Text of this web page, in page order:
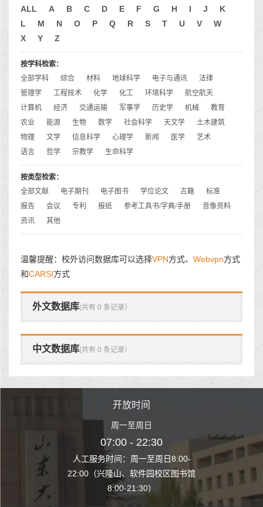
ALL A B C D E F G H I J
K
L
M N O P Q R S T U V
W
X
Y Z
按学科检索：
全部学科
综合 材料 地球科学 电子与通讯
法律
管理学
工程技术 化学 化工 环境科学
航空航天
计算机
经济 交通运输 军事学 历史学 机械
教育
农业
能源 生物 数学 社会科学 天文学
土木建筑
物理
文学 信息科学 心理学 新闻 医学
艺术
语言
哲学 宗教学 生命科学
按类型检索：
全部文献
电子期刊 电子图书 学位论文 古籍
标准
报告
会议 专利 报纸 参考工具书/字典/手册
音像资料
资讯
其他
温馨提醒：校外访问数据库可以选择VPN方式、 Webvpn方式
和CARSI方式
外文数据库(共有 0 条记录）
中文数据库(共有 0 条记录）
至周日8:00-
园校区图书馆
开放时间
周一至周日
07:00 - 22:30
人工服务时间：周一至周日8:00-
22:00（兴隆山、软件园校区图书馆
8:00-21:30）
人工服务时间
22:00（兴隆山